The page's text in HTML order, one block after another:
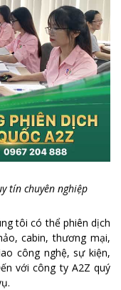
tín chuyên nghiệp
tôi có thể phiên dịch
cabin, thương mại,
công nghệ, sự kiện,
với công ty A2Z quý